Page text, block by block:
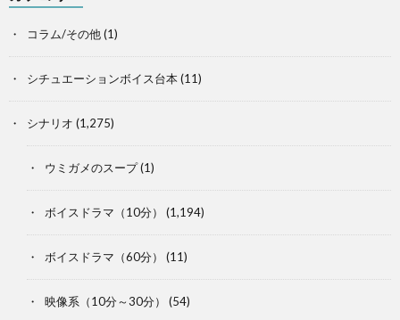
コラム/その他(1)
シチュエーションボイス台本(11)
シナリオ (1,275)
ウミガメのスープ(1)
ボイスドラマ（10分） (1,194)
ボイスドラマ（60分） (11)
映像系（10分～30分） (54)